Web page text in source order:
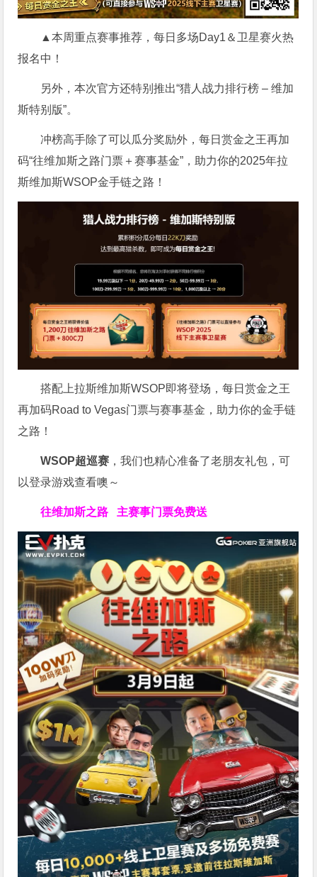
▲本周重点赛事推荐，每日多场Day1＆卫星赛火热
报名中！
另外，本次官方还特别推出“猎人战力排行榜 – 维加
斯特别版”。
冲榜高手除了可以瓜分奖励外，每日赏金之王再加
码“往维加斯之路门票＋赛事基金”，助力你的2025年拉
斯维加斯WSOP金手链之路！
搭配上拉斯维加斯WSOP即将登场，每日赏金之王
再加码Road to Vegas门票与赛事基金，助力你的金手链
之路！
WSOP超巡赛 ，我们也精心准备了老朋友礼包，可
以登录游戏查看噢～
往维加斯之路主赛事门票免费送